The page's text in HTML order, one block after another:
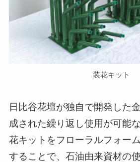
装花キット
日比谷花壇が独自で開発した
成された繰り返し使用が可能
花キットをフローラルフォー
することで、石油由来資材の